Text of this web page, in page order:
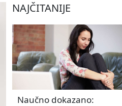
NAJČITANIJE
Naučno dokazano: